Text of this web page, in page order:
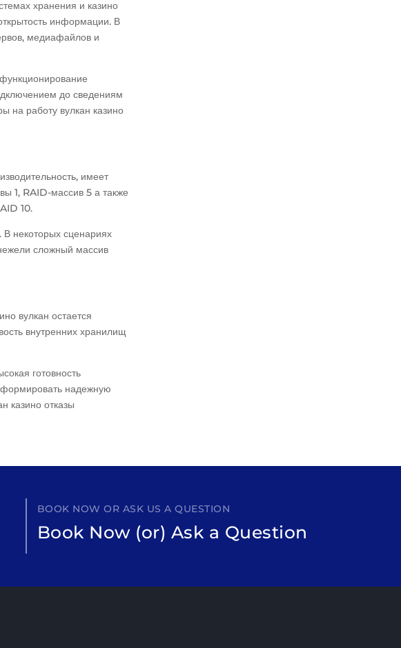
хранения и казино
информации. В
медиафайлов и
до сведениям
на работу вулкан казино
имеет
1, RAID-массив 5 а также
10.
В некоторых сценариях
сложный массив
вулкан остается
внутренних хранилищ
готовность
надежную
казино отказы
BOOK NOW OR ASK US A QUESTION
Book Now (or) Ask a Question